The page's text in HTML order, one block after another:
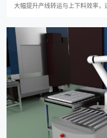
大幅提升产线转运与上下料效率，